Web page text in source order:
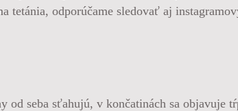
odporúčame sledovať aj